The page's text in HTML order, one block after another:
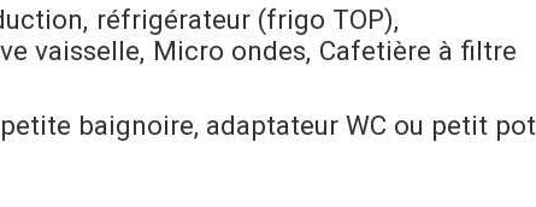
réfrigérateur (frigo TOP)
vaisselle Micro ondes Cafetière à filtre
baignoire, adaptateur WC ou petit pot